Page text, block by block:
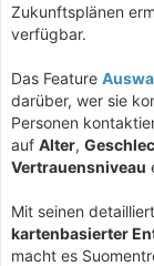
Zukunftsplänen
verfügbar.
Das Feature
darüber, wer sie
Personen
auf Alter,
Vertrauensniveau
Mit seinen
kartenbasierter
macht es